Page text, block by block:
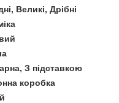
Великі, Дрібні
З підставкою
коробка